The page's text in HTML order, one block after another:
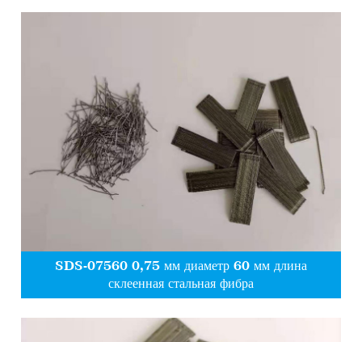
SDS-07560 0,75 мм диаметр 60 мм длина
склеенная стальная фибра